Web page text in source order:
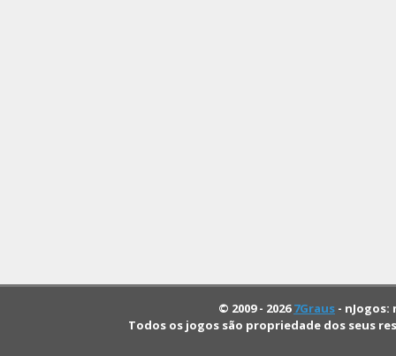
© 2009 - 20267Graus -
Todos os jogos são propriedade dos seus